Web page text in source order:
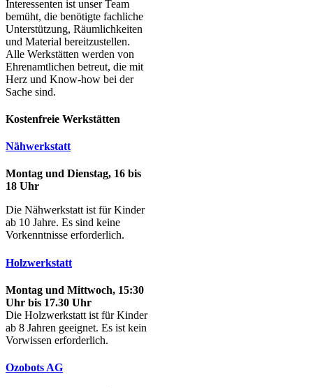
Interessenten ist unser Team
bemüht, die benötigte fachliche
Unterstützung, Räumlichkeiten
und Material bereitzustellen.
Alle Werkstätten werden von
Ehrenamtlichen betreut, die mit
Herz und Know-how bei der
Sache sind.
Kostenfreie Werkstätten
Nähwerkstatt
Montag und Dienstag, 16 bis
18 Uhr
Die Nähwerkstatt ist für Kinder
ab 10 Jahre. Es sind keine
Vorkenntnisse erforderlich.
Holzwerkstatt
Montag und Mittwoch, 15:30
Uhr bis 17.30 Uhr
Die Holzwerkstatt ist für Kinder
ab 8 Jahren geeignet. Es ist kein
Vorwissen erforderlich.
Ozobots AG